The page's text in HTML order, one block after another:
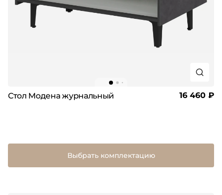
Стол Модена журнальный 16 460 ₽
Выбрать комплектацию